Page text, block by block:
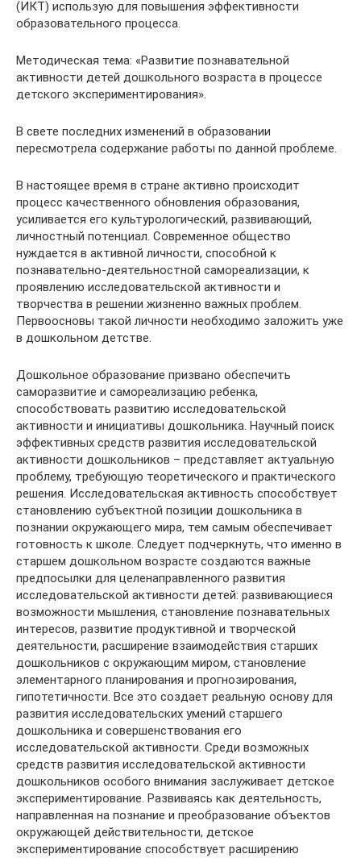
(ИКТ) использую для повышения эффективности
образовательного процесса.
Методическая тема: «Развитие познавательной
активности детей дошкольного возраста в процессе
детского экспериментирования».
В свете последних изменений в образовании
пересмотрела содержание работы по данной проблеме.
В настоящее время в стране активно происходит
процесс качественного обновления образования,
усиливается его культурологический, развивающий,
личностный потенциал. Современное общество
нуждается в активной личности, способной к
познавательно-деятельностной самореализации, к
проявлению исследовательской активности и
творчества в решении жизненно важных проблем.
Первоосновы такой личности необходимо заложить уже
в дошкольном детстве.
Дошкольное образование призвано обеспечить
саморазвитие и самореализацию ребенка,
способствовать развитию исследовательской
активности и инициативы дошкольника. Научный поиск
эффективных средств развития исследовательской
активности дошкольников – представляет актуальную
проблему, требующую теоретического и практического
решения. Исследовательская активность способствует
становлению субъектной позиции дошкольника в
познании окружающего мира, тем самым обеспечивает
готовность к школе. Следует подчеркнуть, что именно в
старшем дошкольном возрасте создаются важные
предпосылки для целенаправленного развития
исследовательской активности детей: развивающиеся
возможности мышления, становление познавательных
интересов, развитие продуктивной и творческой
деятельности, расширение взаимодействия старших
дошкольников с окружающим миром, становление
элементарного планирования и прогнозирования,
гипотетичности. Все это создает реальную основу для
развития исследовательских умений старшего
дошкольника и совершенствования его
исследовательской активности. Среди возможных
средств развития исследовательской активности
дошкольников особого внимания заслуживает детское
экспериментирование. Развиваясь как деятельность,
направленная на познание и преобразование объектов
окружающей действительности, детское
экспериментирование способствует расширению